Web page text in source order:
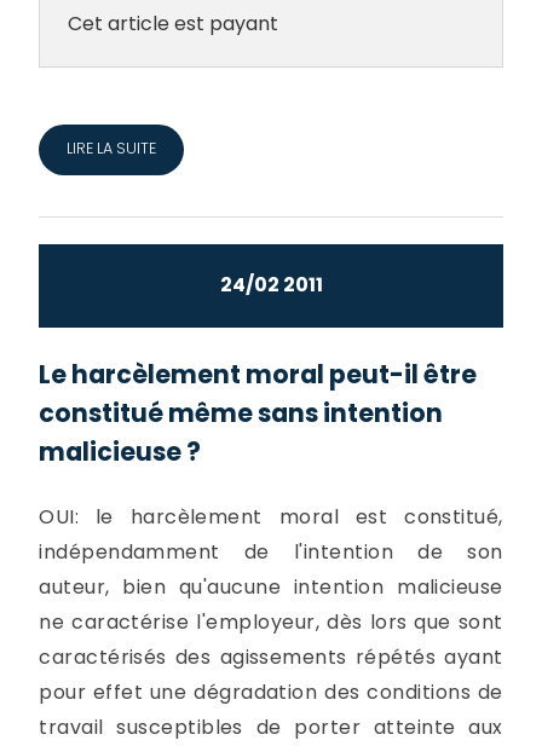
Cet article est payant
LIRE LA SUITE
24/02 2011
Le harcèlement moral peut-il être
constitué même sans intention
malicieuse ?
OUI: le harcèlement moral est constitué,
indépendamment de l'intention de son
auteur, bien qu'aucune intention malicieuse
ne caractérise l'employeur, dès lors que sont
caractérisés des agissements répétés ayant
pour effet une dégradation des conditions de
travail susceptibles de porter atteinte aux